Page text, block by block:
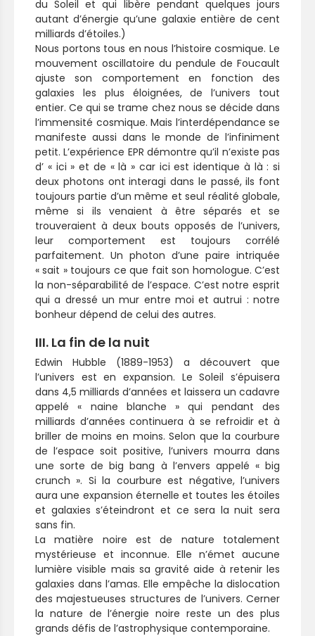
du Soleil et qui libère pendant quelques jours
autant d’énergie qu’une galaxie entière de cent
milliards d’étoiles.)
Nous portons tous en nous l’histoire cosmique. Le
mouvement oscillatoire du pendule de Foucault
ajuste son comportement en fonction des
galaxies les plus éloignées, de l’univers tout
entier. Ce qui se trame chez nous se décide dans
l’immensité cosmique. Mais l’interdépendance se
manifeste aussi dans le monde de l’infiniment
petit. L’expérience EPR démontre qu’il n’existe pas
d’ « ici » et de « là » car ici est identique à là : si
deux photons ont interagi dans le passé, ils font
toujours partie d’un même et seul réalité globale,
même si ils venaient à être séparés et se
trouveraient à deux bouts opposés de l’univers,
leur comportement est toujours corrélé
parfaitement. Un photon d’une paire intriquée
« sait » toujours ce que fait son homologue. C’est
la non-séparabilité de l’espace. C’est notre esprit
qui a dressé un mur entre moi et autrui : notre
bonheur dépend de celui des autres.
III. La fin de la nuit
Edwin Hubble (1889-1953) a découvert que
l’univers est en expansion. Le Soleil s’épuisera
dans 4,5 milliards d’années et laissera un cadavre
appelé « naine blanche » qui pendant des
milliards d’années continuera à se refroidir et à
briller de moins en moins. Selon que la courbure
de l’espace soit positive, l’univers mourra dans
une sorte de big bang à l’envers appelé « big
crunch ». Si la courbure est négative, l’univers
aura une expansion éternelle et toutes les étoiles
et galaxies s’éteindront et ce sera la nuit sera
sans fin.
La matière noire est de nature totalement
mystérieuse et inconnue. Elle n’émet aucune
lumière visible mais sa gravité aide à retenir les
galaxies dans l’amas. Elle empêche la dislocation
des majestueuses structures de l’univers. Cerner
la nature de l’énergie noire reste un des plus
grands défis de l’astrophysique contemporaine.